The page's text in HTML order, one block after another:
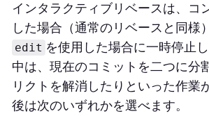
インタラクティブリベースは、コ
した場合（通常のリベースと同様
edit を使用した場合に一時停止
中は、現在のコミットを二つに分
リクトを解消したりといった作業
後は次のいずれかを選べます。